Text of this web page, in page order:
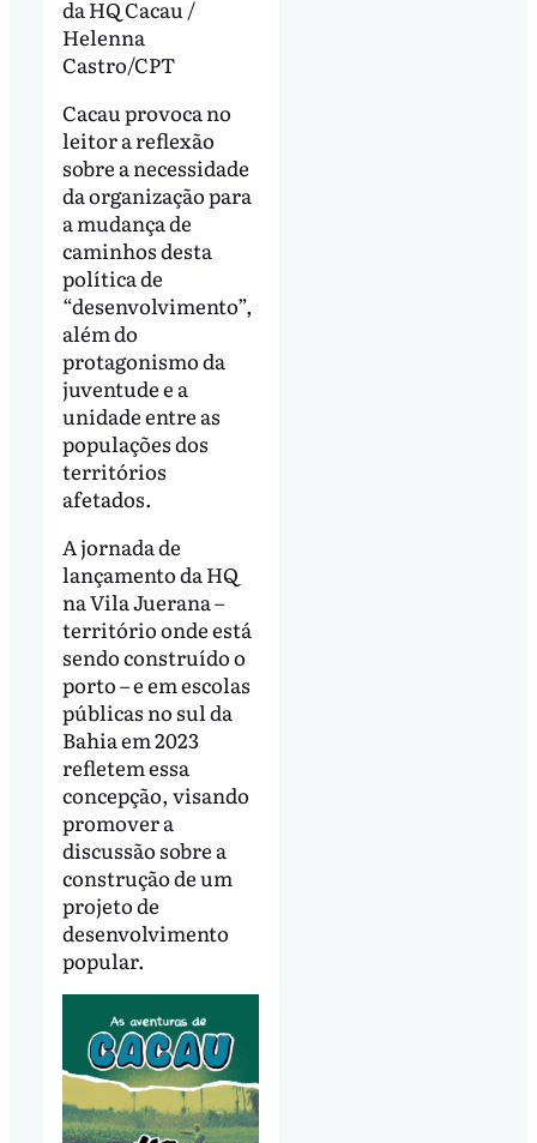
da HQ Cacau /
Helenna
Castro/CPT
Cacau provoca no
leitor a reflexão
sobre a necessidade
da organização para
a mudança de
caminhos desta
política de
“desenvolvimento”,
além do
protagonismo da
juventude e a
unidade entre as
populações dos
territórios
afetados.
A jornada de
lançamento da HQ
na Vila Juerana –
território onde está
sendo construído o
porto – e em escolas
públicas no sul da
Bahia em 2023
refletem essa
concepção, visando
promover a
discussão sobre a
construção de um
projeto de
desenvolvimento
popular.